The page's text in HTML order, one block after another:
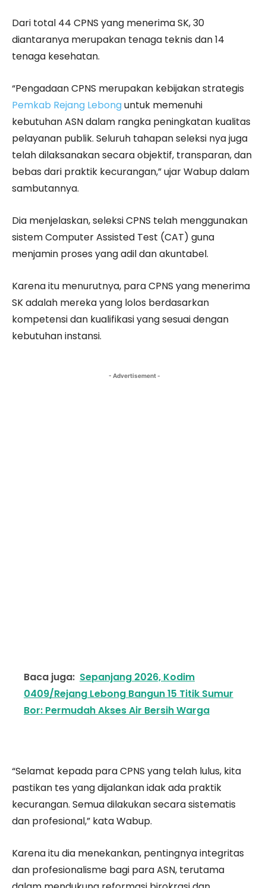
Dari total 44 CPNS yang menerima SK, 30
diantaranya merupakan tenaga teknis dan 14
tenaga kesehatan.
“Pengadaan CPNS merupakan kebijakan strategis
Pemkab Rejang Lebonguntuk memenuhi
kebutuhan ASN dalam rangka peningkatan kualitas
pelayanan publik. Seluruh tahapan seleksi nya juga
telah dilaksanakan secara objektif, transparan, dan
bebas dari praktik kecurangan,” ujar Wabup dalam
sambutannya.
Dia menjelaskan, seleksi CPNS telah menggunakan
sistem Computer Assisted Test (CAT) guna
menjamin proses yang adil dan akuntabel.
Karena itu menurutnya, para CPNS yang menerima
SK adalah mereka yang lolos berdasarkan
kompetensi dan kualifikasi yang sesuai dengan
kebutuhan instansi.
- Advertisement -
Baca juga: Sepanjang 2026, Kodim
0409/Rejang Lebong Bangun 15 Titik Sumur
Bor: Permudah Akses Air Bersih Warga
“Selamat kepada para CPNS yang telah lulus, kita
pastikan tes yang dijalankan idak ada praktik
kecurangan. Semua dilakukan secara sistematis
dan profesional,” kata Wabup.
Karena itu dia menekankan, pentingnya integritas
dan profesionalisme bagi para ASN, terutama